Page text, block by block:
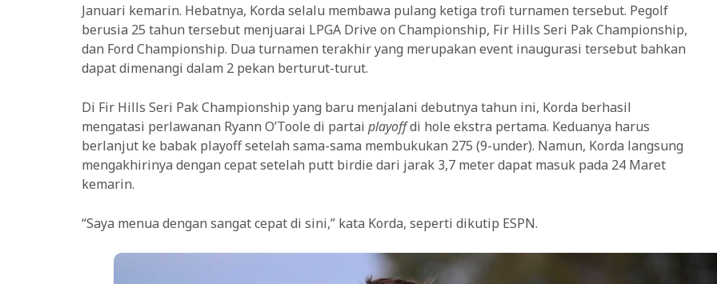
Januari kemarin. Hebatnya, Korda selalu membawa pulang ketiga trofi turnamen tersebut. Pegolf
berusia 25 tahun tersebut menjuarai LPGA Drive on Championship, Fir Hills Seri Pak Championship,
dan Ford Championship. Dua turnamen terakhir yang merupakan event inaugurasi tersebut bahkan
dapat dimenangi dalam 2 pekan berturut-turut.
Di Fir Hills Seri Pak Championship yang baru menjalani debutnya tahun ini, Korda berhasil
mengatasi perlawanan Ryann O’Toole di partai playoffdi hole ekstra pertama. Keduanya harus
berlanjut ke babak playoff setelah sama-sama membukukan 275 (9-under). Namun, Korda langsung
mengakhirinya dengan cepat setelah putt birdie dari jarak 3,7 meter dapat masuk pada 24 Maret
kemarin.
“Saya menua dengan sangat cepat di sini,” kata Korda, seperti dikutip ESPN.